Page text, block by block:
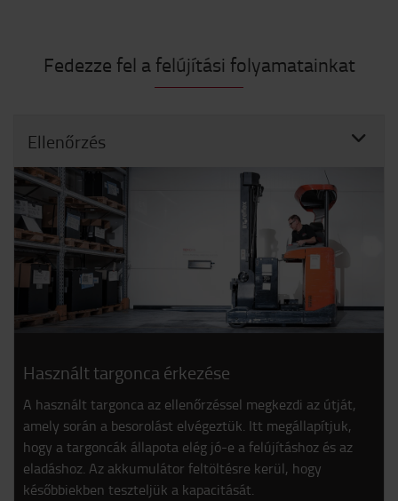
Fedezze fel a felújítási folyamatainkat
Ellenőrzés
Használt targonca érkezése
A használt targonca az ellenőrzéssel megkezdi az útját,
amely során a besorolást elvégeztük. Itt megállapítjuk,
hogy a targoncák állapota elég jó-e a felújításhoz és az
eladáshoz. Az akkumulátor feltöltésre kerül, hogy
későbbiekben teszteljük a kapacitását.